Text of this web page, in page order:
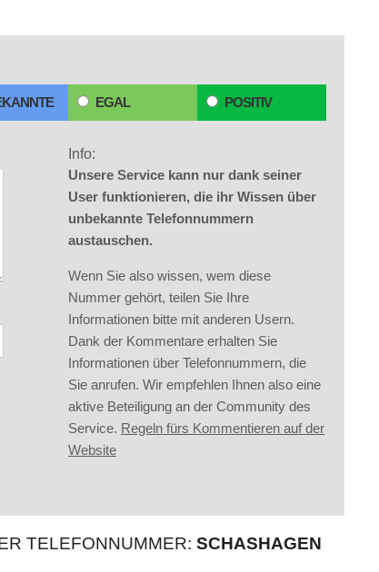
EGAL POSITIV
Info:
Unsere Service kann nur dank seiner
User funktionieren, die ihr Wissen über
unbekannte Telefonnummern
austauschen.
Wenn Sie also wissen, wem diese
Nummer gehört, teilen Sie Ihre
Informationen bitte mit anderen Usern.
Dank der Kommentare erhalten Sie
Informationen über Telefonnummern, die
Sie anrufen. Wir empfehlen Ihnen also eine
aktive Beteiligung an der Community des
Service. Regeln fürs Kommentieren auf der
Website
TELEFONNUMMER: SCHASHAGEN